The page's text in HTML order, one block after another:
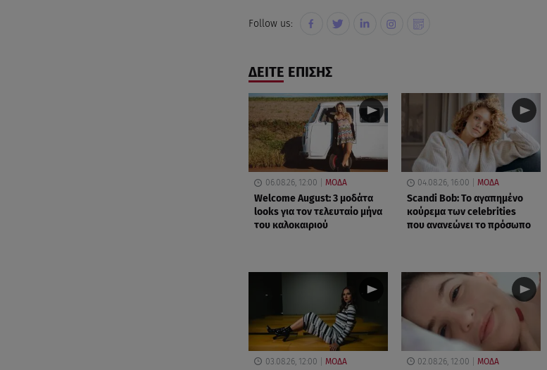
Follow us:
ΔΕΙΤΕ ΕΠΙΣΗΣ
06.08.26, 12:00 ΜΟΔΑ
Welcome August: 3 μοδάτα
looks για τον τελευταίο μήνα
του καλοκαιριού
04.08.26, 16:00 ΜΟΔΑ
Scandi Bob: Το αγαπημένο
κούρεμα των celebrities
που ανανεώνει το πρόσωπο
03.08.26, 12:00 ΜΟΔΑ 02.08.26, 12:00 ΜΟΔΑ